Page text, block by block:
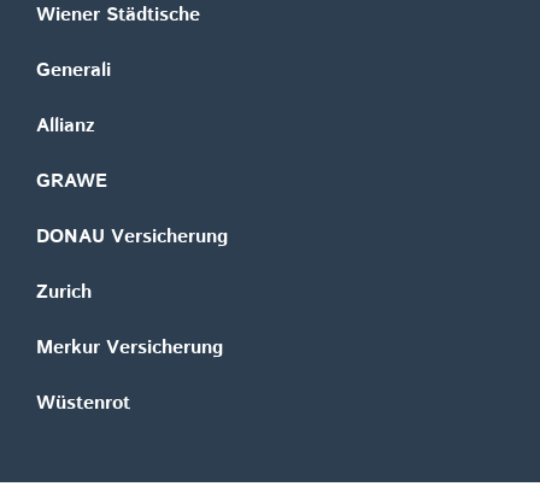
Wiener Städtische
Generali
Allianz
GRAWE
DONAU Versicherung
Zurich
Merkur Versicherung
Wüstenrot